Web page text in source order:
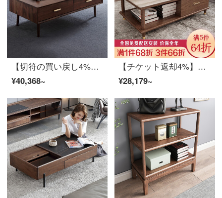
【切符の買い戻し4%】慕尼思丹茶の実木茶の北アメリカ黒胡桃実木茶のテレビボックスの組み合わせ新中国式北欧客間家具保管茶のいくつかの黒胡桃木テレビの棚（1.8*0.35 m）【北米輸入黒胡桃木】
¥40,368~
【チケット返却4%】慕尼思丹茶、大理石茶、茶、木茶、北欧中国式客間の家具、ホワイトワックス、茶、テーブルセット【135*75*45 cm】【輸入ホワイトワックス+ホワイト大理石】
¥28,179~